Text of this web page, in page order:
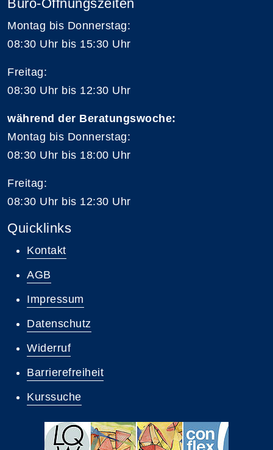
Büro-Öffnungszeiten
Montag bis Donnerstag:
08:30 Uhr bis 15:30 Uhr
Freitag:
08:30 Uhr bis 12:30 Uhr
während der Beratungswoche:
Montag bis Donnerstag:
08:30 Uhr bis 18:00 Uhr
Freitag:
08:30 Uhr bis 12:30 Uhr
Quicklinks
Kontakt
AGB
Impressum
Datenschutz
Widerruf
Barrierefreiheit
Kurssuche